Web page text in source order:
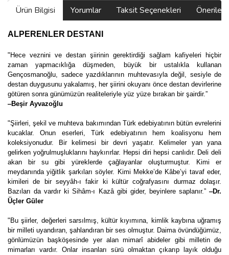
Ürün Bilgisi Yorumlar Taksit Seçenekleri
ALPERENLER DESTANI
"Hece veznini ve destan şiirinin gerektirdiği sağlam kafiyeleri hiçbir
zaman yapmacıklığa düşmeden, büyük bir ustalıkla kullanan
Gençosmanoğlu, sadece yazdıklarının muhtevasıyla değil, sesiyle de
destan duygusunu yakalamış, her şiirini okuyanı önce destan devirlerine
götüren sonra günümüzün realiteleriyle yüz yüze bırakan bir şairdir.”
‒Beşir Ayvazoğlu
"Şiirleri, şekil ve muhteva bakımından Türk edebiyatının bütün evrelerini
kucaklar. Onun eserleri, Türk edebiyatının hem koalisyonu hem
koleksiyonudur. Bir kelimesi bir devri yaşatır. Kelimeler yan yana
gelirken yoğrulmuşluklarını haykırırlar. Hepsi diri hepsi canlıdır. Deli deli
akan bir su gibi yüreklerde çağlayanlar oluşturmuştur. Kimi er
meydanında yiğitlik şarkıları söyler. Kimi Mekke’de Kâbe’yi tavaf eder,
kimileri de bir seyyâh-ı fakir ki kültür coğrafyasını durmaz dolaşır.
Bazıları da vardır ki Sihâm-ı Kazâ gibi gider, beyinlere saplanır.” ‒Dr.
Üçler Güler
"Bu şiirler, değerleri sarsılmış, kültür kıyımına, kimlik kaybına uğramış
bir milleti uyandıran, şahlandıran bir ses olmuştur. Daima övündüğümüz,
gönlümüzün başköşesinde yer alan mimarî abideler gibi milletin de
mimarları vardır. Onlar insanları sürü olmaktan çıkarıp layık olduğu